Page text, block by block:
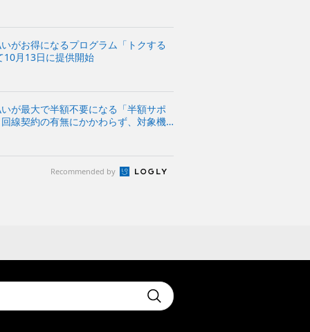
がお得になるプログラム「トクする
10月13日に提供開始
が最大で半額不要になる「半額サポ
線契約の有無にかかわらず、対象機
Recommended by
Submit